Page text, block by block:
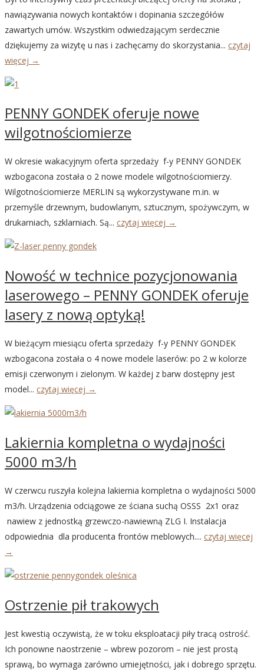
nawiązywania nowych kontaktów i dopinania szczegółów
zawartych umów. Wszystkim odwiedzającym serdecznie
dziękujemy za wizytę u nas i zachęcamy do skorzystania... czytaj
więcej →
PENNY GONDEK oferuje nowe
wilgotnościomierze
W okresie wakacyjnym oferta sprzedaży f-y PENNY GONDEK
wzbogacona została o 2 nowe modele wilgotnościomierzy.
Wilgotnościomierze MERLIN są wykorzystywane m.in. w
przemyśle drzewnym, budowlanym, sztucznym, spożywczym, w
drukarniach, szklarniach. Są... czytaj więcej →
Nowość w technice pozycjonowania
laserowego – PENNY GONDEK oferuje
lasery z nową optyką!
W bieżącym miesiącu oferta sprzedaży f-y PENNY GONDEK
wzbogacona została o 4 nowe modele laserów: po 2 w kolorze
emisji czerwonym i zielonym. W każdej z barw dostępny jest
model... czytaj więcej →
Lakiernia kompletna o wydajności
5000 m3/h
W czerwcu ruszyła kolejna lakiernia kompletna o wydajności 5000
m3/h. Urządzenia odciągowe ze ściana suchą OSSS 2x1 oraz
nawiew z jednostką grzewczo-nawiewną ZLG I. Instalacja
odpowiednia dla producenta frontów meblowych.... czytaj więcej
→
Ostrzenie pił trakowych
Jest kwestią oczywistą, że w toku eksploatacji piły tracą ostrość.
Ich ponowne naostrzenie – wbrew pozorom – nie jest prostą
sprawą, bo wymaga zarówno umiejętności, jak i dobrego sprzętu.